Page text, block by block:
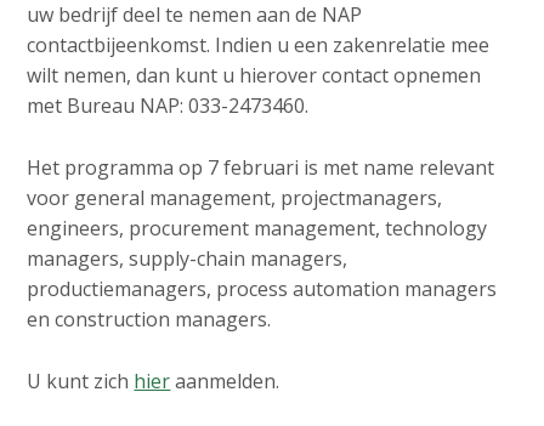
uw bedrijf deel te nemen aan de NAP
contactbijeenkomst. Indien u een zakenrelatie mee
wilt nemen, dan kunt u hierover contact opnemen
met Bureau NAP: 033-2473460.
Het programma op 7 februari is met name relevant
voor general management, projectmanagers,
engineers, procurement management, technology
managers, supply-chain managers,
productiemanagers, process automation managers
en construction managers.
U kunt zich hieraanmelden.